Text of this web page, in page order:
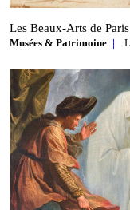
Les Beaux‑Arts de
Musées & Patrimoine